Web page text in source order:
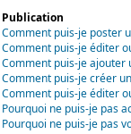
Publication
Comment puis-je poster
Comment puis-je éditer
Comment puis-je ajouter
Comment puis-je créer
Comment puis-je éditer
Pourquoi ne puis-je pas
Pourquoi ne puis-je pas